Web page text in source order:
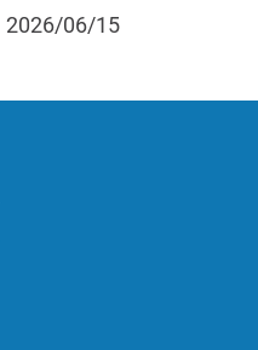
2026/06/15